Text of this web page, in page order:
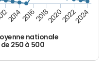
nationale
250 à 500
201420162018202020222024